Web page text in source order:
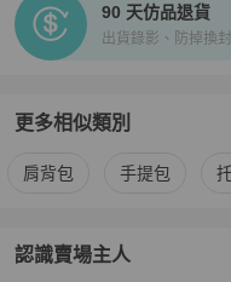
90 天仿品退貨
出貨錄影、防掉換
更多相似類別
更多Chanel 女包相似商品
肩背包 手提包
認識賣場主人
PopChill 拍拍圈嚴選賣家